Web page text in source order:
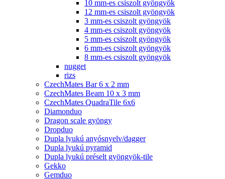
10 mm-es csiszolt gyöngyök
12 mm-es csiszolt gyöngyök
3 mm-es csiszolt gyöngyök
4 mm-es csiszolt gyöngyök
5 mm-es csiszolt gyöngyök
6 mm-es csiszolt gyöngyök
8 mm-es csiszolt gyöngyök
nugget
rizs
CzechMates Bar 6 x 2 mm
CzechMates Beam 10 x 3 mm
CzechMates QuadraTile 6x6
Diamonduo
Dragon scale gyöngy
Dropduo
Dupla lyukú anyósnyelv/dagger
Dupla lyukú pyramid
Dupla lyukú préselt gyöngyök-tile
Gekko
Gemduo